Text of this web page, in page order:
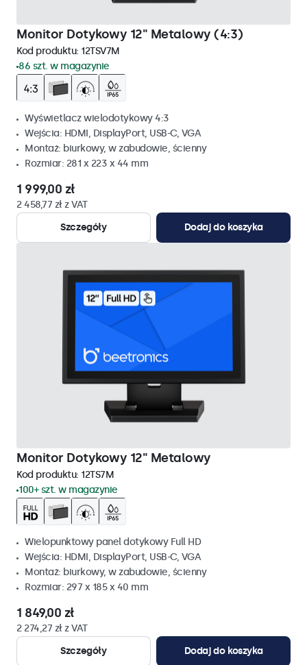
Monitor Dotykowy 12" Metalowy (4:3)
Kod produktu: 12TSV7M
86 szt. w magazynie
Wyświetlacz wielodotykowy 4:3
Wejścia: HDMI, DisplayPort, USB-C, VGA
Montaż: biurkowy, w zabudowie, ścienny
Rozmiar: 281 x 223 x 44 mm
1 999,00 zł
2 458,77 zł z VAT
Szczegóły
Dodaj do koszyka
Monitor Dotykowy 12" Metalowy
Kod produktu: 12TS7M
100+ szt. w magazynie
Wielopunktowy panel dotykowy Full HD
Wejścia: HDMI, DisplayPort, USB-C, VGA
Montaż: biurkowy, w zabudowie, ścienny
Rozmiar: 297 x 185 x 40 mm
1 849,00 zł
2 274,27 zł z VAT
Szczegóły
Dodaj do koszyka